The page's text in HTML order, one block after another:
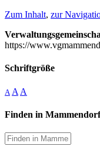
Zum Inhalt, zur
https://
Schriftgröße
A A A
Finden in Mammendorf